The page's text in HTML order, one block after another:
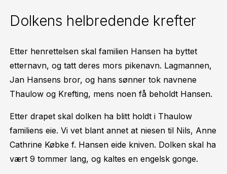
Dolkens helbredende krefter
Etter henrettelsen skal familien Hansen ha byttet
etternavn, og tatt deres mors pikenavn. Lagmannen,
Jan Hansens bror, og hans sønner tok navnene
Thaulow og Krefting, mens noen få beholdt Hansen.
Etter drapet skal dolken ha blitt holdt i Thaulow
familiens eie. Vi vet blant annet at niesen til Nils, Anne
Cathrine Købke f. Hansen eide kniven. Dolken skal ha
vært 9 tommer lang, og kaltes en engelsk gonge.